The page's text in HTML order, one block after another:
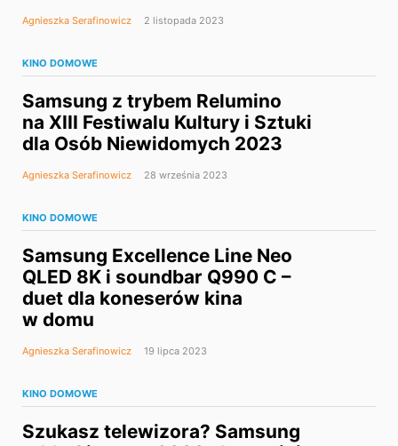
Agnieszka Serafinowicz 2 listopada 2023
KINO DOMOWE
Samsung z trybem Relumino
na XIII Festiwalu Kultury i Sztuki
dla Osób Niewidomych 2023
Agnieszka Serafinowicz 28 września 2023
KINO DOMOWE
Samsung Excellence Line Neo
QLED 8K i soundbar Q990 C –
duet dla koneserów kina
w domu
Agnieszka Serafinowicz 19 lipca 2023
KINO DOMOWE
Szukasz telewizora? Samsung